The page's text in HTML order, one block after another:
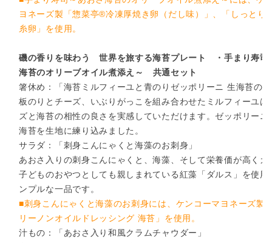
ヨネーズ製「惣菜亭®冷凍厚焼き卵（だし味）」、「しっとり
糸卵」を使用。
磯の香りを味わう 世界を旅する海苔プレート ・手まり寿司
海苔のオリーブオイル煮添え ～ 共通セット
箸休め：「海苔ミルフィーユと青のりゼッポリーニ 生海苔の
板のりとチーズ、いぶりがっこを組み合わせたミルフィーユは
ズと海苔の相性の良さを実感していただけます。ゼッポリーニ
海苔を生地に練り込みました。
サラダ：「刺身こんにゃくと海藻のお刺身」
あおさ入りの刺身こんにゃくと、海藻、そして栄養価が高くカ
子どものおやつとしても親しまれている紅藻「ダルス」を使用
ンプルな一品です。
■刺身こんにゃくと海藻のお刺身には、ケンコーマヨネーズ製
リーノンオイルドレッシング 海苔」を使用。
汁もの：「あおさ入り和風クラムチャウダー」